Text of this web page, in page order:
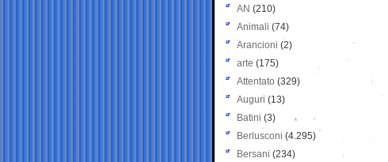
AN (210)
Animali (74)
Arancioni (2)
arte (175)
Attentato (329)
Auguri (13)
Batini (3)
Berlusconi (4.295)
Bersani (234)